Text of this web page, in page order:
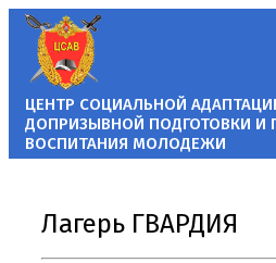
ЦЕНТР СОЦИАЛЬНОЙ
ДОПРИЗЫВНОЙ ПОДГОТОВКИ И
ВОСПИТАНИЯ МОЛОДЕЖИ
Лагерь ГВАРДИЯ